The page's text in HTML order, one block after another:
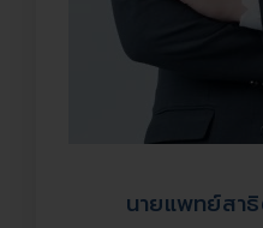
นายแพทย์สา